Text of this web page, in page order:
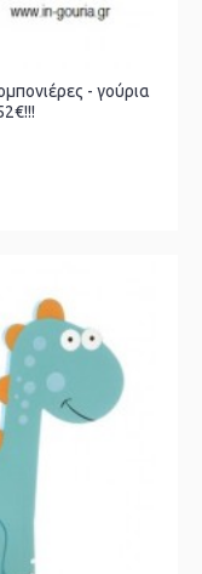
- γούρια